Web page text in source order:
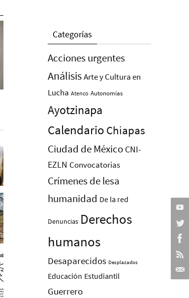
Categorías
Acciones urgentes
AnálisisArte y Cultura en
Lucha Atenco Autonomías
Ayotzinapa
Calendario Chiapas
Ciudad de México CNI-
EZLN Convocatorias
Crímenes de lesa
humanidad De la red
Denuncias Derechos
humanos
Desaparecidos Desplazados
Educación Estudiantil
Guerrero